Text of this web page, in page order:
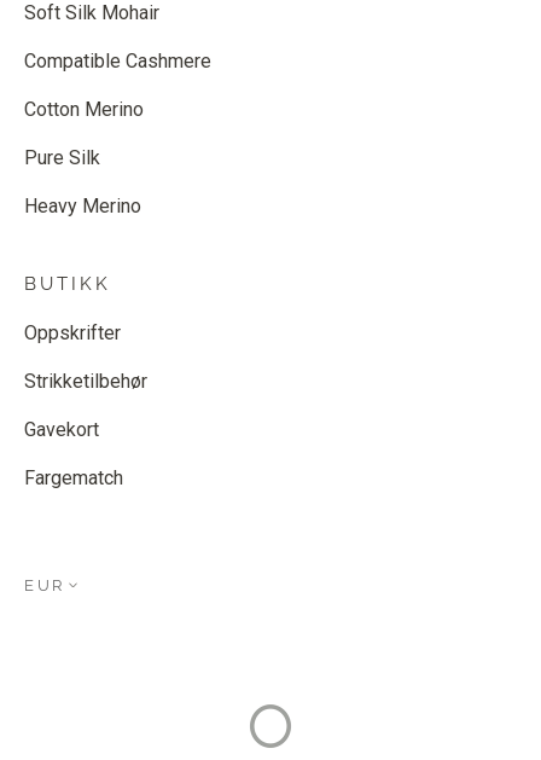
Soft Silk Mohair
Compatible Cashmere
Cotton Merino
Pure Silk
Heavy Merino
BUTIKK
Oppskrifter
Strikketilbehør
Gavekort
Fargematch
EUR